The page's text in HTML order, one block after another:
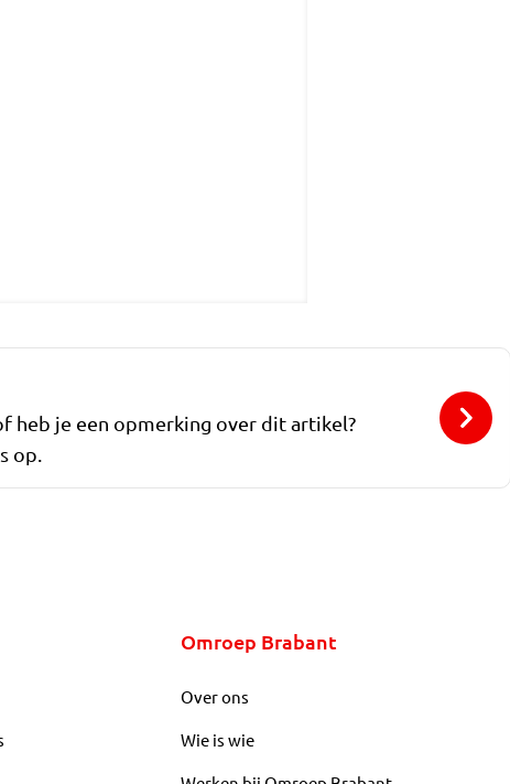
heb je een opmerking over dit artikel?
op.
Omroep Brabant
Over ons
Wie is wie